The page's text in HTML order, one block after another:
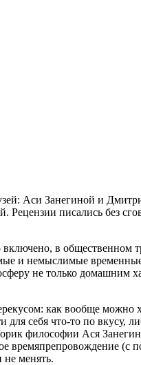
Аси Занегиной и
писались без
в общественном
и немыслимые
не только домашним
как вообще можно
для себя что-то по вкусу,
философии Ася
времяпрепровождение (с
менять.